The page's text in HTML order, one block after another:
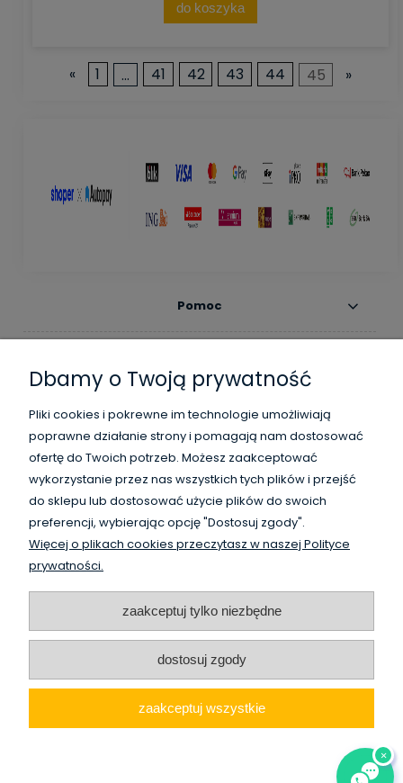
do koszyka
« 1 ... 41 42 43 44 45 »
Pomoc
Informacje
O nas
WysokiSklad.pl jest własnością firmy Vanguard Poland
www.vanguardpoland.com
Dbamy o Twoją prywatność
Pliki cookies i pokrewne im technologie umożliwiają
poprawne działanie strony i pomagają nam dostosować
ofertę do Twoich potrzeb. Możesz zaakceptować
wykorzystanie przez nas wszystkich tych plików i przejść
do sklepu lub dostosować użycie plików do swoich
preferencji, wybierając opcję "Dostosuj zgody".
Więcej o plikach cookies przeczytasz w naszej Polityce
prywatności.
zaakceptuj tylko niezbędne
dostosuj zgody
zaakceptuj wszystkie